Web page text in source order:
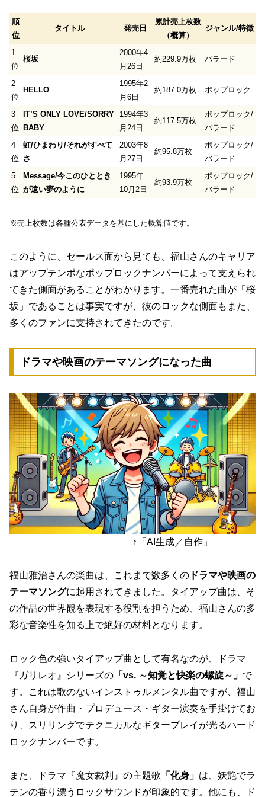
順
位
タイトル 発売日
累計売上枚数
（概算）
ジャンル/特徴
1
位
桜坂
2000年4
月26日
約229.9万枚 バラード
2
位
HELLO
1995年2
月6日
約187.0万枚 ポップロック
3
位
IT’S ONLY LOVE/SORRY
BABY
1994年3
月24日
約117.5万枚
ポップロック/
バラード
4
位
虹/ひまわり/それがすべて
さ
2003年8
月27日
約95.8万枚
ポップロック/
バラード
5
位
Message/今このひととき
が遠い夢のように
1995年
10月2日
約93.9万枚
ポップロック/
バラード
※売上枚数は各種公表データを基にした概算値です。
このように、セールス面から見ても、 福山さんのキャリア
はアップテンポなポップロックナンバーによって支えられ
てきた側面があることがわかります。一番売れた曲が「桜
坂」であることは事実ですが、彼のロックな側面もまた、
多くのファンに支持されてきたのです。
ドラマや映画のテーマソングになった曲
↑「AI生成／自作」
福山雅治さんの楽曲は、これまで数多くの ドラマや映画の
テーマソングに起用されてきました。タイアップ曲は、そ
の作品の世界観を表現する役割を担うため、福山さんの多
彩な音楽性を知る上で絶好の材料となります。
ロック色の強いタイアップ曲として有名なのが、ドラマ
『ガリレオ』シリーズの 「vs. ～知覚と快楽の螺旋～」 で
す。これは歌のないインストゥルメンタル曲ですが、福山
さん自身が作曲・プロデュース・ギター演奏を手掛けてお
り、スリリングでテクニカルなギタープレイが光るハード
ロックナンバーです。
また、ドラマ『魔女裁判』の主題歌 「化身」 は、妖艶でラ
テンの香り漂うロックサウンドが印象的です。他にも、ド